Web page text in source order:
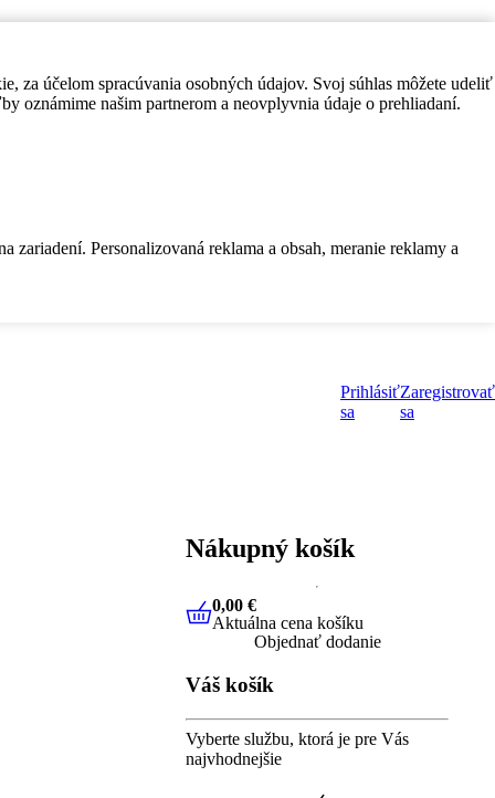
za účelom spracúvania osobných údajov. Svoj súhlas môžete udeliť
oznámime našim partnerom a neovplyvnia údaje o prehliadaní.
Personalizovaná reklama a obsah, meranie reklamy a
Prihlásiť
sa
Zaregistrovať
sa
Nákupný košík
0,00 €Aktuálna cena košíku
0,00 €
Aktuálna cena košíku
Objednať dodanie
Váš košík
Vyberte službu, ktorá je pre Vás
najvhodnejšie